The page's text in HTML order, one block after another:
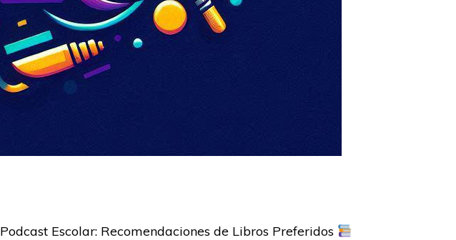
Podcast Escolar: Recomendaciones de Libros Preferidos